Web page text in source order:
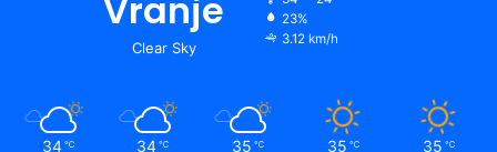
Vranje
Clear Sky
23%
3.12 km/h
34 ℃ 34 ℃ 35 ℃ 35 ℃ 35 ℃